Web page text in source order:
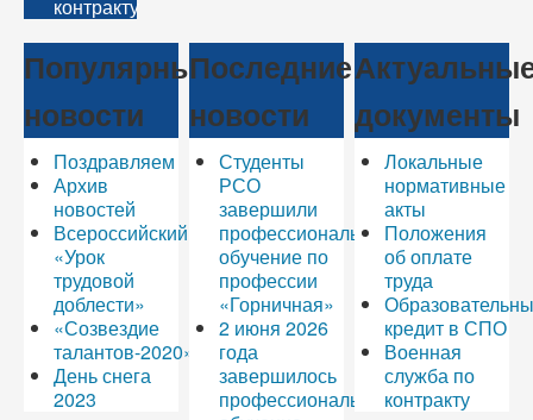
контракту
Популярные
новости
Поздравляем
Архив
новостей
Всероссийский
«Урок
трудовой
доблести»
«Созвездие
талантов-2020»
День снега
2023
Последние
новости
Студенты
РСО
завершили
профессиональное
обучение по
профессии
«Горничная»
2 июня 2026
года
завершилось
профессиональное
документы
Локальные
нормативные
акты
Положения
об оплате
труда
кредит в СПО
Военная
служба по
контракту